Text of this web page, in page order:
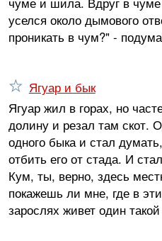
уселся около дымового
проникать в чум?" -
Ягуар и бык
Ягуар жил в горах, но
долину и резал там скот.
одного быка и стал
отбить его от стада. И
Кум, ты, верно, здесь
покажешь ли мне, где в
зарослях живет один